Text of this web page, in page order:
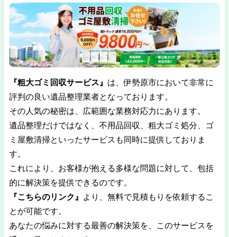
『粗大ゴミ回収サービス』 は、伊勢原市において非常に
評判の良い遺品整理業者となっております。
その人気の秘密は、広範囲な業務対応力にあります。
遺品整理だけではなく、不用品回収、粗大ゴミ処分、ゴ
ミ屋敷清掃といったサービスも同時に提供しておりま
す。
これにより、お客様が抱える多様な問題に対して、包括
的に解決策を提供できるのです。
『こちらのリンク』 より、無料で見積もりを依頼するこ
とが可能です。
あなたの悩みに対する最善の解決策を、このサービスを